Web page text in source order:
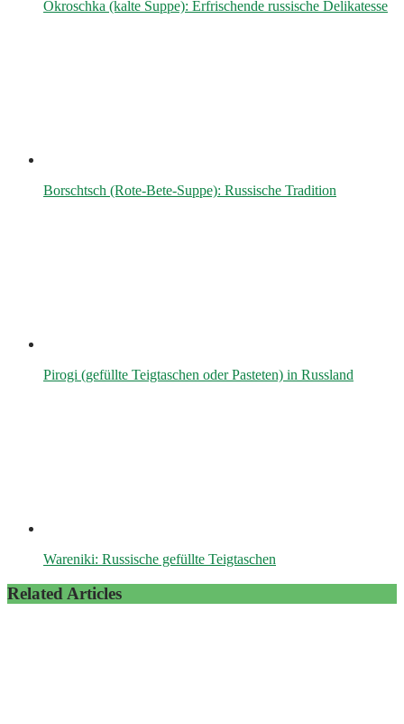
Okroschka (kalte Suppe): Erfrischende russische Delikatesse
Borschtsch (Rote-Bete-Suppe): Russische Tradition
Pirogi (gefüllte Teigtaschen oder Pasteten) in Russland
Wareniki: Russische gefüllte Teigtaschen
Related Articles